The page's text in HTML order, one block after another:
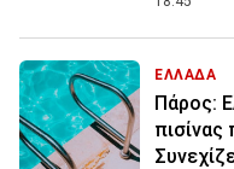
ΕΛΛΑΔΑ
Πάρος: